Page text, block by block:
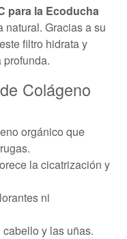
para la Ecoducha
natural. Gracias a su
filtro hidrata y
Colágeno
orgánico que
la cicatrización y
ni
y las uñas.